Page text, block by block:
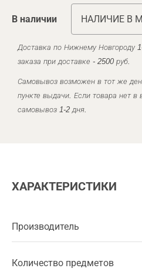
В наличии НАЛИЧИЕ В
Доставка по Нижнему Новгороду
заказа при доставке - 2500 руб.
Самовывоз возможен в тот же
пункте выдачи. Если товара нет
самовывоз 1-2 дня.
ХАРАКТЕРИСТИКИ
Производитель
Количество предметов